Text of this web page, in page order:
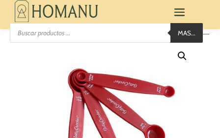
Búsqueda
productos
MAS...